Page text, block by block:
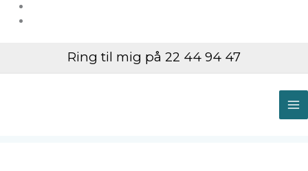
Ring til mig på 22 44 94 47